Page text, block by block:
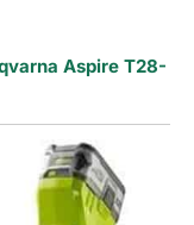
Aspire T28-